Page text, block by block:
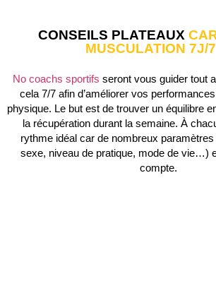
CONSEILS PLATEAUX
MUSCULATION 7J/7
No coachs sportifs seront vous guider tout
cela 7/7 afin d’améliorer vos
physique. Le but est de trouver un équilibre
la récupération durant la semaine. À
rythme idéal car de nombreux
sexe, niveau de pratique, mode de vie…)
compte.